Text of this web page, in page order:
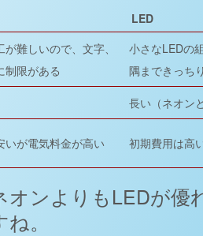
LED
難しいので、文字、
制限がある
小さなLEDの
隅まできっち
長い（ネオン
いが電気料金が高い 初期費用は高
オンよりもLEDが優
。